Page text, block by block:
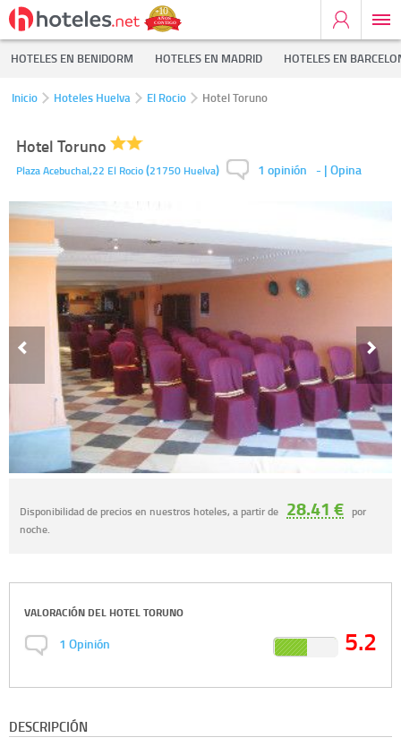
HOTELES EN BENIDORM HOTELES EN MADRID HOTELES EN
Inicio Hoteles Huelva El Rocio Hotel Toruno
Hotel Toruno
Plaza Acebuchal,22 El Rocio(21750 Huelva) 1 opinión - | Opina
Disponibilidad de precios en nuestros hoteles, a partir de 28.41 € por
noche.
VALORACIÓN DEL HOTEL TORUNO
1 Opinión 5.2
DESCRIPCIÓN